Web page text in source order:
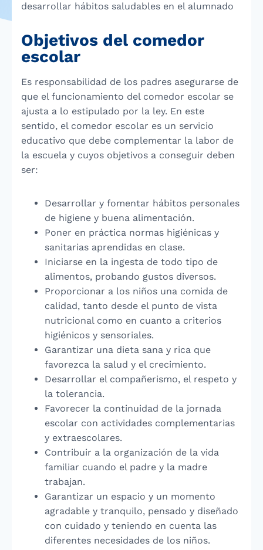
desarrollar hábitos saludables en el alumnado
Objetivos del comedor
escolar
Es responsabilidad de los padres asegurarse de
que el funcionamiento del comedor escolar se
ajusta a lo estipulado por la ley. En este
sentido, el comedor escolar es un servicio
educativo que debe complementar la labor de
la escuela y cuyos objetivos a conseguir deben
ser:
Desarrollar y fomentar hábitos personales
de higiene y buena alimentación.
Poner en práctica normas higiénicas y
sanitarias aprendidas en clase.
Iniciarse en la ingesta de todo tipo de
alimentos, probando gustos diversos.
Proporcionar a los niños una comida de
calidad, tanto desde el punto de vista
nutricional como en cuanto a criterios
higiénicos y sensoriales.
Garantizar una dieta sana y rica que
favorezca la salud y el crecimiento.
Desarrollar el compañerismo, el respeto y
la tolerancia.
Favorecer la continuidad de la jornada
escolar con actividades complementarias
y extraescolares.
Contribuir a la organización de la vida
familiar cuando el padre y la madre
trabajan.
Garantizar un espacio y un momento
agradable y tranquilo, pensado y diseñado
con cuidado y teniendo en cuenta las
diferentes necesidades de los niños.